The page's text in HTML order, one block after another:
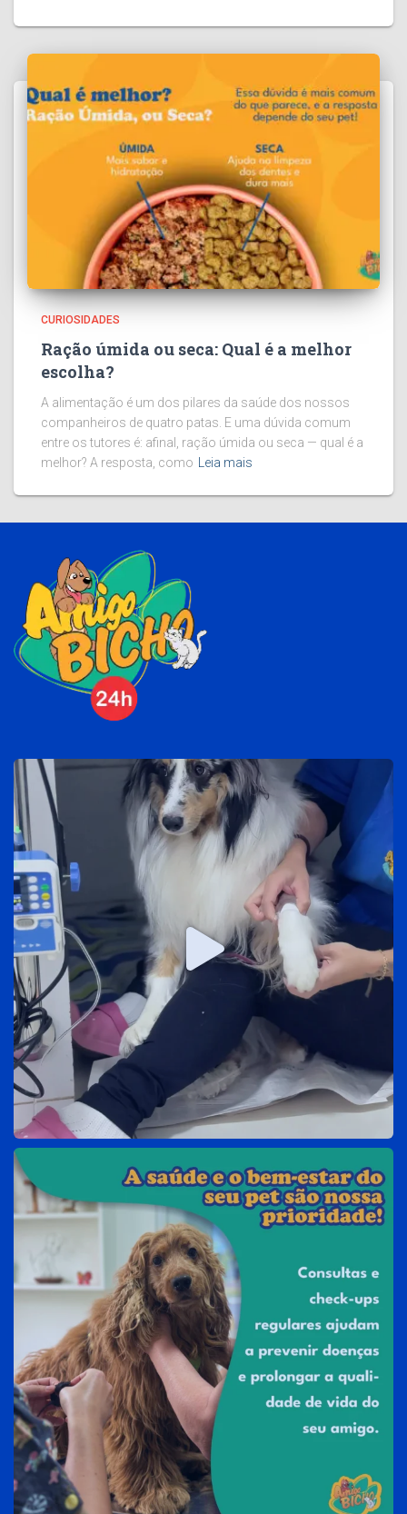
CURIOSIDADES
Ração úmida ou seca: Qual é a melhor
escolha?
A alimentação é um dos pilares da saúde dos nossos
companheiros de quatro patas. E uma dúvida comum
entre os tutores é: afinal, ração úmida ou seca — qual é a
melhor? A resposta, como
Leia mais